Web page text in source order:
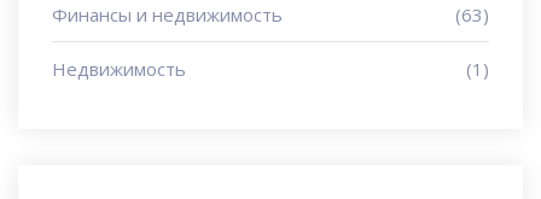
Финансы и недвижимость (63)
Недвижимость (1)